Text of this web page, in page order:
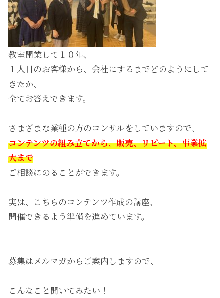
教室開業して１０年、
１人目のお客様から、会社にするまでどのようにして
きたか、
全てお答えできます。
さまざまな業種の方のコンサルをしていますので、
コンテンツの組み立てから、販売、リピート、事業拡
大まで
ご相談にのることができます。
実は、こちらのコンテンツ作成の講座、
開催できるよう準備を進めています。
募集はメルマガからご案内しますので、
こんなこと聞いてみたい！